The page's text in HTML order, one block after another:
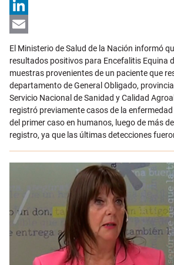
X
LinkedIn
Email
El Ministerio de Salud de la Nación informó
resultados positivos para Encefalitis Equina
muestras provenientes de un paciente que
departamento de General Obligado, provincia
Servicio Nacional de Sanidad y Calidad
registró previamente casos de la
del primer caso en humanos, luego de más
registro, ya que las últimas detecciones